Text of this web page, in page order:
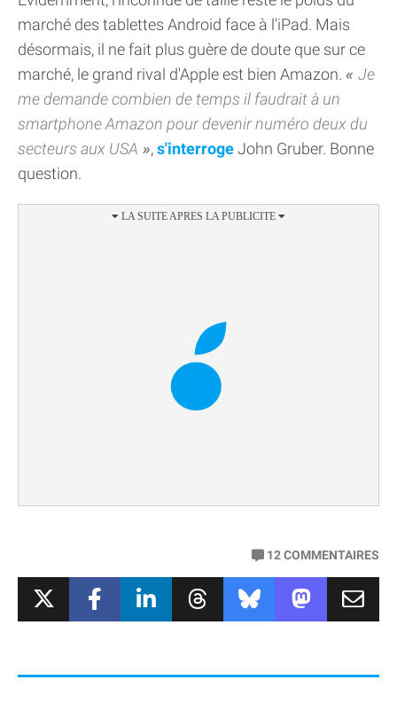
marché des tablettes Android face à l'iPad. Mais
désormais, il ne fait plus guère de doute que sur ce
marché, le grand rival d'Apple est bien Amazon.
Je
me demande combien de temps il faudrait à un
smartphone Amazon pour devenir numéro deux du
secteurs aux USA
,s'interrogeJohn Gruber. Bonne
question.
12COMMENTAIRES